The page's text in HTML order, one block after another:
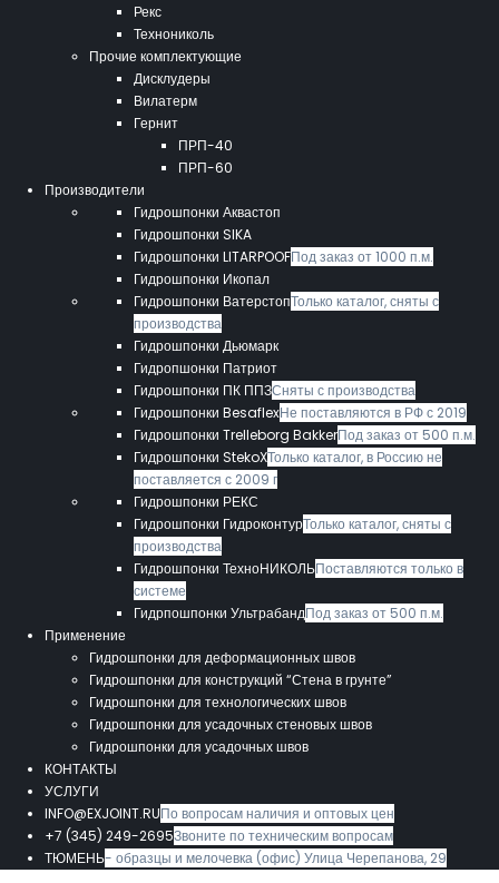
Рекс
Технониколь
Прочие комплектующие
Дисклудеры
Вилатерм
Гернит
ПРП-40
ПРП-60
Производители
Гидрошпонки Аквастоп
Гидрошпонки SIKA
Гидрошпонки LITARPOOFПод заказ от 1000 п.м.
Гидрошпонки Икопал
Гидрошпонки ВатерстопТолько каталог, сняты с
производства
Гидрошпонки Дьюмарк
Гидропшонки Патриот
Гидрошпонки ПК ППЗСняты с производства
Гидрошпонки BesaflexНе поставляются в РФ с 2019
Гидрошпонки Trelleborg BakkerПод заказ от 500 п.м.
Гидрошпонки StekoXТолько каталог, в Россию не
поставляется с 2009 г
Гидрошпонки РЕКС
Гидрошпонки ГидроконтурТолько каталог, сняты с
производства
Гидрошпонки ТехноНИКОЛЬПоставляются только в
системе
Гидрпошпонки УльтрабандПод заказ от 500 п.м.
Применение
Гидрошпонки для деформационных швов
Гидрошпонки для конструкций “Стена в грунте”
Гидрошпонки для технологических швов
Гидрошпонки для усадочных стеновых швов
Гидрошпонки для усадочных швов
КОНТАКТЫ
УСЛУГИ
INFO@EXJOINT.RUПо вопросам наличия и оптовых цен
+7 (345) 249-2695Звоните по техническим вопросам
ТЮМЕНЬ- образцы и мелочевка (офис) Улица Черепанова, 29